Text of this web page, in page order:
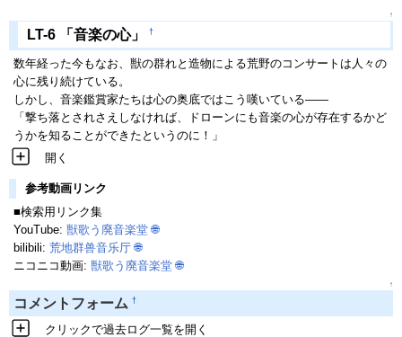
↑
LT-6 「音楽の心」 †
数年経った今もなお、獣の群れと造物による荒野のコンサートは人々の
心に残り続けている。
しかし、音楽鑑賞家たちは心の奥底ではこう嘆いている――
「撃ち落とされさえしなければ、ドローンにも音楽の心が存在するかど
うかを知ることができたというのに！」
開く
参考動画リンク
■検索用リンク集
YouTube: 獣歌う廃音楽堂 🌐
bilibili: 荒地群兽音乐厅 🌐
ニコニコ動画: 獣歌う廃音楽堂 🌐
↑
コメントフォーム †
クリックで過去ログ一覧を開く